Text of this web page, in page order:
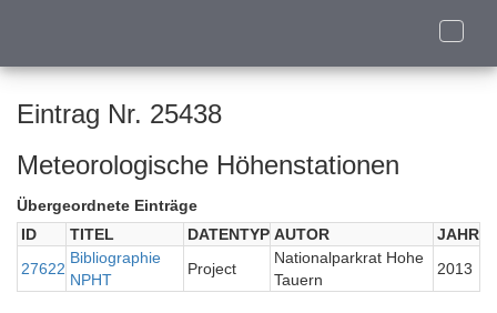
Toggle
Eintrag Nr. 25438
Meteorologische Höhenstationen
Übergeordnete Einträge
ID
TITEL DATENTYP AUTOR
JAHR
27622
Bibliographie
NPHT
Project
Nationalparkrat Hohe
Tauern
2013